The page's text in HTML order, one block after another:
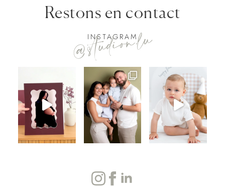
Restons en contact
INSTAGRAM
@studion.lu